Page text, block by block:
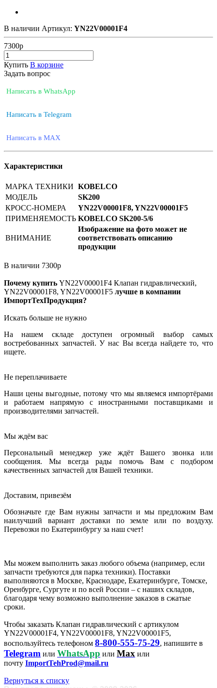
В наличии Артикул: YN22V00001F4
7300р
Купить В корзине
Задать вопрос
Написать в WhatsApp
Написать в Telegram
Написать в MAX
Характеристики
МАРКА ТЕХНИКИ KOBELCO
МОДЕЛЬ
SK200
КРОСС-НОМЕРА
YN22V00001F8, YN22V00001F5
ПРИМЕНЯЕМОСТЬ KOBELCO SK200-5/6
ВНИМАНИЕ
Изображение на фото может не
соответствовать описанию
продукции
В наличии 7300р
Почему купить YN22V00001F4 Клапан гидравлический,
YN22V00001F8, YN22V00001F5 лучше в компании
ИмпортТехПродукция?
Искать больше не нужно
На нашем складе доступен огромный выбор самых
востребованных запчастей. У нас Вы всегда найдете то, что
ищете.
Не переплачиваете
Наши цены выгодные, потому что мы являемся импортёрами
и работаем напрямую с иностранными поставщиками и
производителями запчастей.
Мы ждём вас
Персональный менеджер уже ждёт Вашего звонка или
сообщения. Мы всегда рады помочь Вам с подбором
качественных запчастей для Вашей техники.
Доставим, привезём
Обозначьте где Вам нужны запчасти и мы предложим Вам
наилучший вариант доставки по земле или по воздуху.
Перевозки по Екатеринбургу за наш счет!
Мы можем выполнить заказ любого объема (например, если
запчасти требуются для парка техники). Поставки
выполняются в Москве, Краснодаре, Екатеринбурге, Томске,
Оренбурге, Сургуте и по всей России – с наших складов,
благодаря чему возможно выполнение заказов в сжатые
сроки.
Чтобы заказать Клапан гидравлический с артикулом
YN22V00001F4, YN22V00001F8, YN22V00001F5,
воспользуйтесь телефоном 8-800-555-75-29, напишите в
Telegram или WhatsApp или Max или
почту ImportTehProd@mail.ru
Вернуться к списку